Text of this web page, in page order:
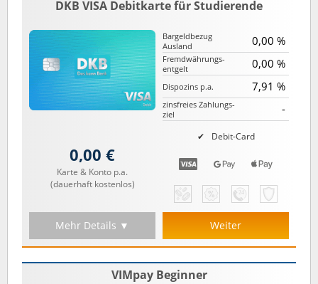
DKB VISA Debitkarte für Studierende
Debit-Card
Bargeld­bezug
Ausland
0,00 %
Fremd­währungs­
entgelt
0,00 %
Dispozins p.a. 7,91 %
zinsfreies Zahlungs­
ziel
-
0,00 €
Karte & Konto p.a.
(dauerhaft kostenlos)
Mehr Details ▼ Weiter
VIMpay Beginner